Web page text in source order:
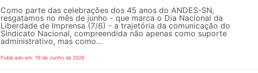
Como parte das celebrações dos 45 anos do ANDES-SN,
resgatamos no mês de junho - que marca o Dia Nacional da
Liberdade de Imprensa (7/6) - a trajetória da comunicação do
Sindicato Nacional, compreendida não apenas como suporte
administrativo, mas como...
Publicado em: 19 de Junho de 2026